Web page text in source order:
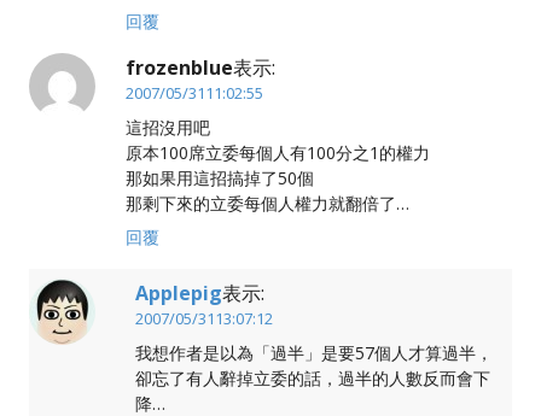
回覆
frozenblue表示:
2007/05/3111:02:55
這招沒用吧
原本100席立委每個人有100分之1的權力
那如果用這招搞掉了50個
那剩下來的立委每個人權力就翻倍了…
回覆
Applepig表示:
2007/05/3113:07:12
我想作者是以為「過半」是要57個人才算過半，
卻忘了有人辭掉立委的話，過半的人數反而會下
降…